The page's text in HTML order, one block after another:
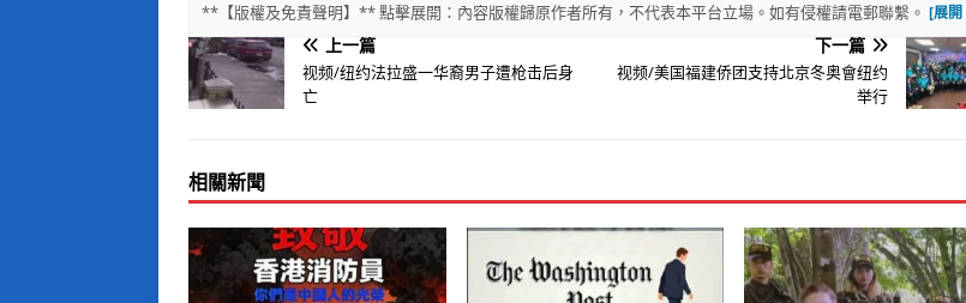
**【版權及免責聲明】** 點擊展開：內容版權歸原作者所有，不代表本平台立場。如有侵權請電郵聯繫。
上一篇
视频/纽约法拉盛一华裔男子遭枪击后身
亡
下一篇
视频/美国福建侨团支持北京冬奥會纽约
举行
相關新聞